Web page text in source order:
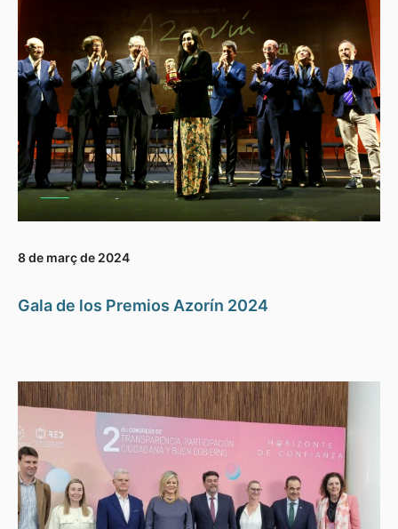
8 de març de 2024
Gala de los Premios Azorín 2024